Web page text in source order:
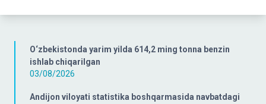
O‘zbekistonda yarim yilda 614,2 ming tonna benzin
ishlab chiqarilgan
03/08/2026
Andijon viloyati statistika boshqarmasida navbatdagi